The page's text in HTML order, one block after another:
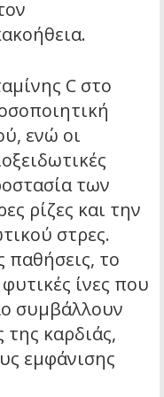
C στο
ενώ οι
των
ρίζες και την
στρες.
παθήσεις, το
ίνες που
συμβάλλουν
της καρδιάς,
εμφάνισης